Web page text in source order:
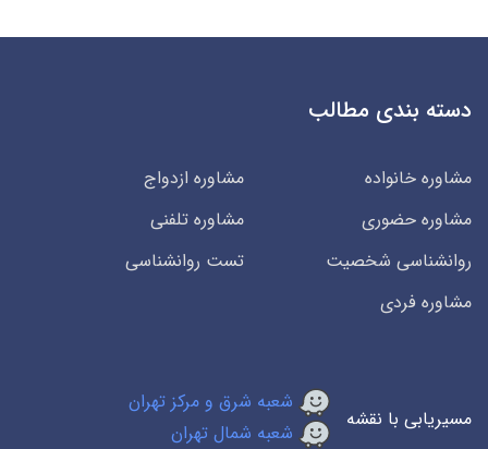
دسته بندی مطالب
مشاوره خانواده
مشاوره ازدواج
مشاوره حضوری
مشاوره تلفنی
روانشناسی شخصیت
تست روانشناسی
مشاوره فردی
مسیریابی با نقشه
شعبه شرق و مرکز تهران
شعبه شمال تهران